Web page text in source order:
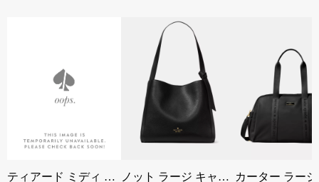
ティアード ミディ ドレス ノット ラージ キャリーオール